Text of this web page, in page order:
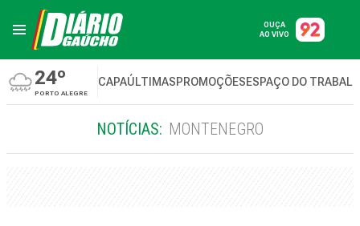
OUÇA
AO VIVO
24º
PORTO ALEGRE
CAPAÚLTIMASPROMOÇÕESESPAÇO DO
NOTÍCIAS: MONTENEGRO